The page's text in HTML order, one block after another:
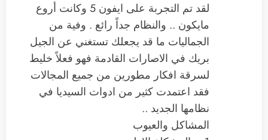
لقد تم التجربة على ايفون 5 وكانت أروع
مايكون .. والنظام جداً رائع . وفية من
الجماليات ما قد يجعلك تستغني عن الجيل
بريك في الاصارات القادمة فهو فعلاً خليط
لسرقة افكار مطورين من جميع المجالات
فقد اعتمدت كثير من ادوات السيديا في
نظامها الجديد ..
المشاكل والعيوب